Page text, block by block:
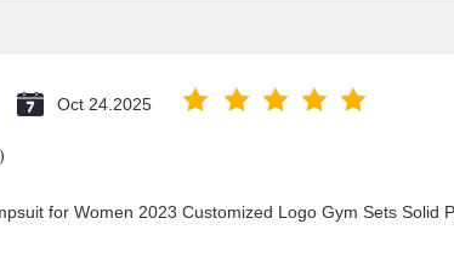
Oct 24.2025
for Women 2023 Customized Logo Gym Sets Solid